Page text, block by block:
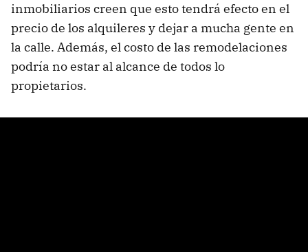
inmobiliarios creen que esto tendrá efecto en el
precio de los alquileres y dejar a mucha gente en
la calle. Además, el costo de las remodelaciones
podría no estar al alcance de todos lo
propietarios.